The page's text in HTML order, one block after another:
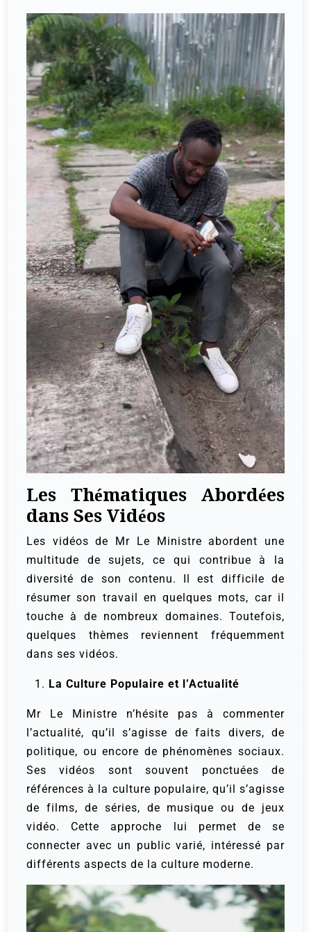
Les Thématiques Abordées
dans Ses Vidéos
Les vidéos de Mr Le Ministre abordent une
multitude de sujets, ce qui contribue à la
diversité de son contenu. Il est difficile de
résumer son travail en quelques mots, car il
touche à de nombreux domaines. Toutefois,
quelques thèmes reviennent fréquemment
dans ses vidéos.
La Culture Populaire et l’Actualité
Mr Le Ministre n’hésite pas à commenter
l’actualité, qu’il s’agisse de faits divers, de
politique, ou encore de phénomènes sociaux.
Ses vidéos sont souvent ponctuées de
références à la culture populaire, qu’il s’agisse
de films, de séries, de musique ou de jeux
vidéo. Cette approche lui permet de se
connecter avec un public varié, intéressé par
différents aspects de la culture moderne.